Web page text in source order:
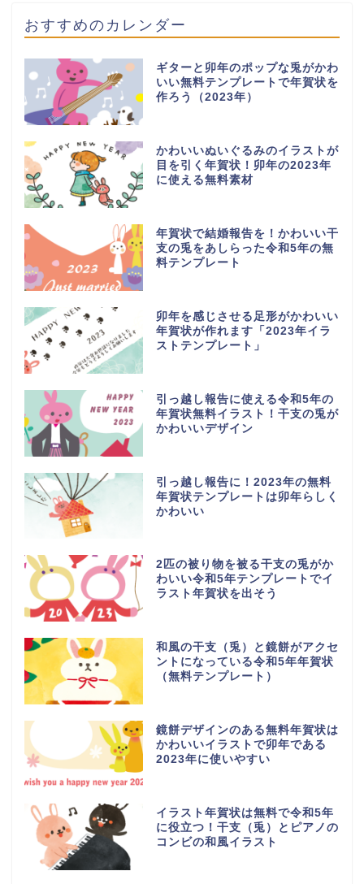
おすすめのカレンダー
ギターと卯年のポップな兎がかわ
いい無料テンプレートで年賀状を
作ろう（2023年）
かわいいぬいぐるみのイラストが
目を引く年賀状！卯年の2023年
に使える無料素材
年賀状で結婚報告を！かわいい干
支の兎をあしらった令和5年の無
料テンプレート
卯年を感じさせる足形がかわいい
年賀状が作れます「2023年イラ
ストテンプレート」
引っ越し報告に使える令和5年の
年賀状無料イラスト！干支の兎が
かわいいデザイン
引っ越し報告に！2023年の無料
年賀状テンプレートは卯年らしく
かわいい
2匹の被り物を被る干支の兎がか
わいい令和5年テンプレートでイ
ラスト年賀状を出そう
和風の干支（兎）と鏡餅がアクセ
ントになっている令和5年年賀状
（無料テンプレート）
鏡餅デザインのある無料年賀状は
かわいいイラストで卯年である
2023年に使いやすい
イラスト年賀状は無料で令和5年
に役立つ！干支（兎）とピアノの
コンビの和風イラスト